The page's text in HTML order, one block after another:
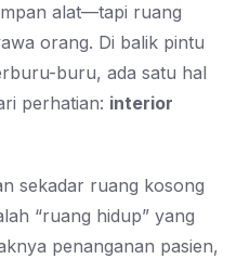
alat—tapi ruang
orang. Di balik pintu
buru, ada satu hal
perhatian: interior
sekadar ruang kosong
“ruang hidup” yang
penanganan pasien,